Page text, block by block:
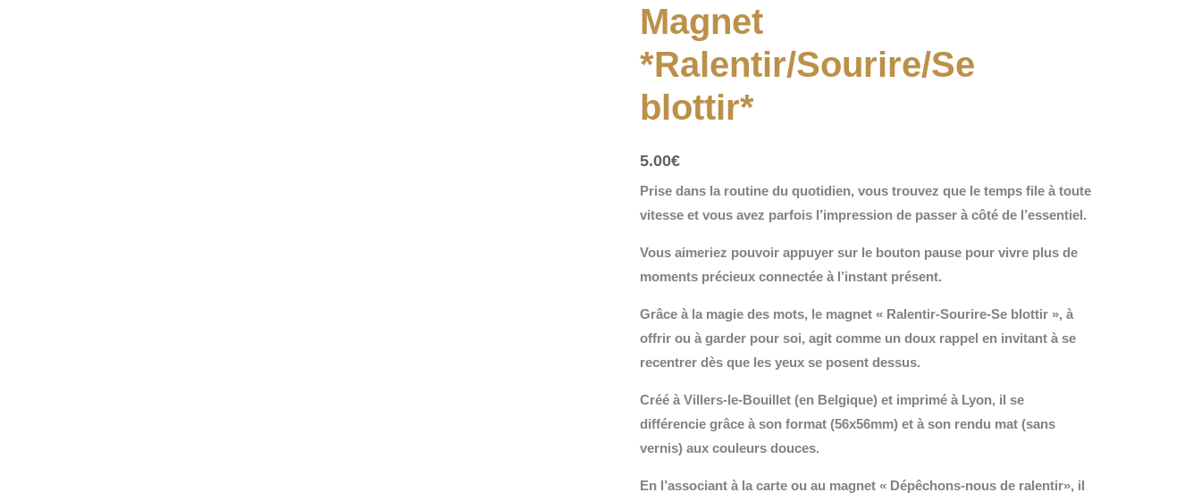
Magnet
*Ralentir/Sourire/Se
blottir*
5.00€
Prise dans la routine du quotidien, vous trouvez que le temps file à toute
vitesse et vous avez parfois l’impression de passer à côté de l’essentiel.
Vous aimeriez pouvoir appuyer sur le bouton pause pour vivre plus de
moments précieux connectée à l’instant présent.
Grâce à la magie des mots, le magnet « Ralentir-Sourire-Se blottir », à
offrir ou à garder pour soi, agit comme un doux rappel en invitant à se
recentrer dès que les yeux se posent dessus.
Créé à Villers-le-Bouillet (en Belgique) et imprimé à Lyon, il se
différencie grâce à son format (56x56mm) et à son rendu mat (sans
vernis) aux couleurs douces.
En l’associant à la carte ou au magnet « Dépêchons-nous de ralentir», il
*Ralentir/Sourire/Se